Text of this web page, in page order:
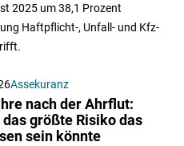
2025 um 38,1 Prozent
Haftpflicht-, Unfall- und Kfz-
Assekuranz
nach der Ahrflut:
größte Risiko das
sein könnte